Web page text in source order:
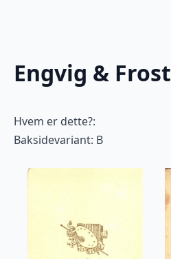
Engvig & Frost
Hvem er dette?:
Baksidevariant: B